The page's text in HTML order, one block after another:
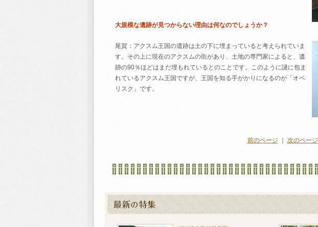
大規模な遺跡が見つからない理由は何なのでしょうか？
尾賀：アクスム王国の遺跡は土の下に埋まっていると考えられていま
す。その上に現在のアクスムの街があり、土地の専門家によると、遺
跡の90％ほどはまだ埋もれているとのことです。このように謎に包ま
れているアクスム王国ですが、王国を知る手がかりになるのが「オベ
リスク」です。
前のページ 次のページ